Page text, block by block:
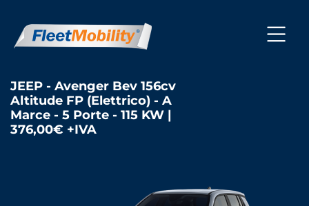
JEEP - Avenger Bev 156cv
Altitude FP (Elettrico) - A
Marce - 5 Porte - 115 KW |
376,00€ +IVA